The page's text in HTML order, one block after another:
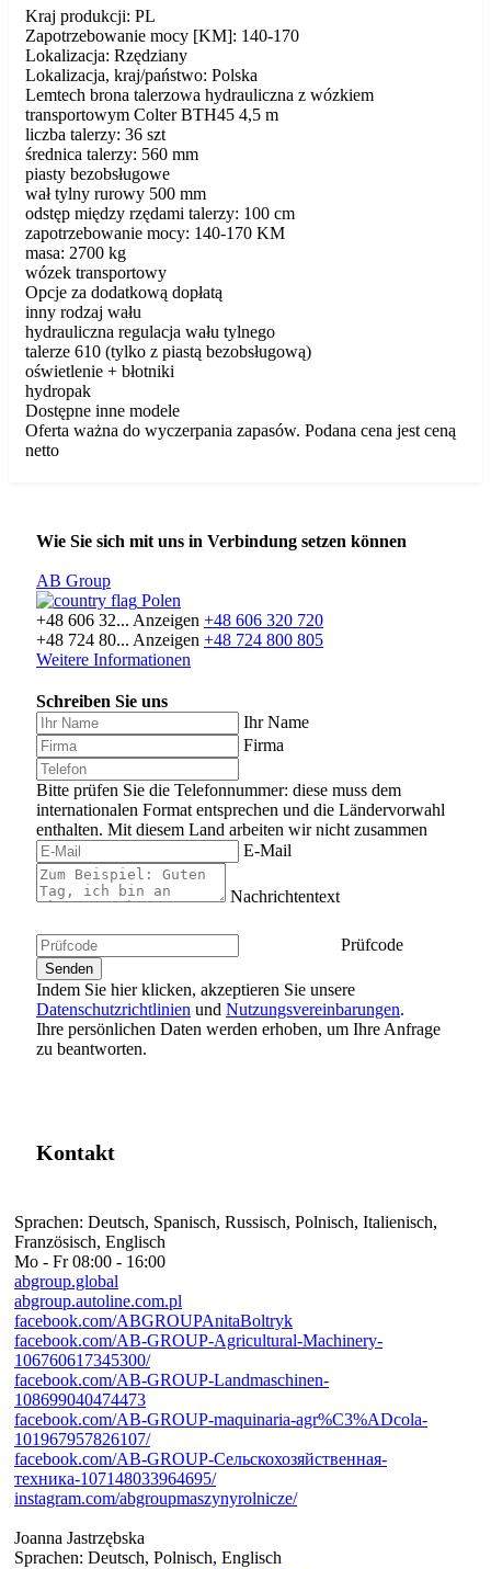
Kraj produkcji: PL
Zapotrzebowanie mocy [KM]: 140-170
Lokalizacja: Rzędziany
Lokalizacja, kraj/państwo: Polska
Lemtech brona talerzowa hydrauliczna z wózkiem
transportowym Colter BTH45 4,5 m
liczba talerzy: 36 szt
średnica talerzy: 560 mm
piasty bezobsługowe
wał tylny rurowy 500 mm
odstęp między rzędami talerzy: 100 cm
zapotrzebowanie mocy: 140-170 KM
masa: 2700 kg
wózek transportowy
Opcje za dodatkową dopłatą
inny rodzaj wału
hydrauliczna regulacja wału tylnego
talerze 610 (tylko z piastą bezobsługową)
oświetlenie + błotniki
hydropak
Dostępne inne modele
Oferta ważna do wyczerpania zapasów. Podana cena jest ceną
netto
Wie Sie sich mit uns in Verbindung setzen können
AB Group
Polen
+48 606 32... Anzeigen +48 606 320 720
+48 724 80... Anzeigen +48 724 800 805
Weitere Informationen
Schreiben Sie uns
Ihr Name
Firma
Bitte prüfen Sie die Telefonnummer: diese muss dem
internationalen Format entsprechen und die Ländervorwahl
enthalten. Mit diesem Land arbeiten wir nicht zusammen
E-Mail
Nachrichtentext
Prüfcode
Indem Sie hier klicken, akzeptieren Sie unsere
Datenschutzrichtlinien und Nutzungsvereinbarungen.
Ihre persönlichen Daten werden erhoben, um Ihre Anfrage
zu beantworten.
Kontakt
Sprachen: Deutsch, Spanisch, Russisch, Polnisch, Italienisch,
Französisch, Englisch
Mo - Fr08:00 - 16:00
abgroup.global
abgroup.autoline.com.pl
facebook.com/ABGROUPAnitaBoltryk
facebook.com/AB-GROUP-Agricultural-Machinery-
106760617345300/
facebook.com/AB-GROUP-Landmaschinen-
108699040474473
facebook.com/AB-GROUP-maquinaria-agr%C3%ADcola-
101967957826107/
facebook.com/AB-GROUP-Сельскохозяйственная-
техника-107148033964695/
instagram.com/abgroupmaszynyrolnicze/
Joanna Jastrzębska
Sprachen: Deutsch, Polnisch, Englisch